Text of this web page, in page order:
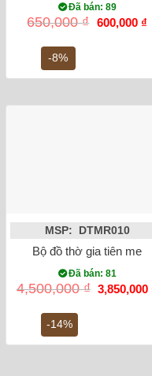
-8%
Đã bán: 89
650,000₫ Giá
600,000 ₫
-14%
MSP: DTMR010
Bộ đồ thờ gia tiên men
Đã bán: 81
4,500,000₫ Giá
gốc
3,850,000